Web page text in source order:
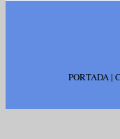
PORTADA|